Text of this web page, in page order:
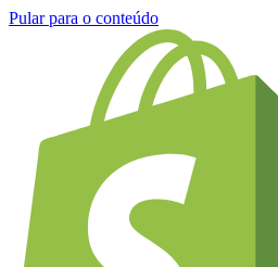
Pular para o conteúdo